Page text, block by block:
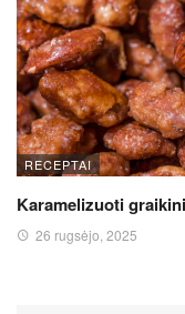
RECEPTAI
Karamelizuoti
26 rugsėjo, 2025